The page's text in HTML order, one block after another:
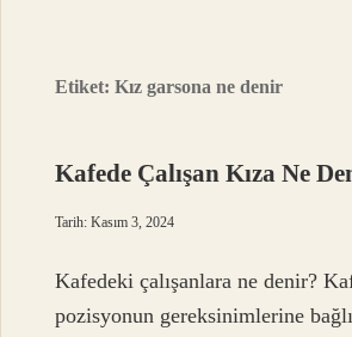
Etiket:Kız garsona ne denir
Kafede Çalışan Kıza Ne
Tarih: Kasım 3, 2024
Kafedeki çalışanlara ne denir?
pozisyonun gereksinimlerine